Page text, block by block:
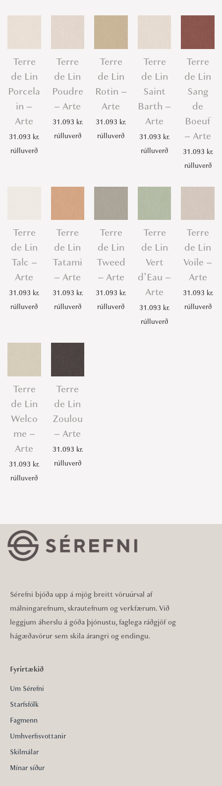
Terre
de Lin
Porcela
in –
Arte
31.093 kr.
rúlluverð
Terre
de Lin
Poudre
– Arte
31.093 kr.
rúlluverð
Terre
de Lin
Rotin –
Arte
31.093 kr.
rúlluverð
Terre
de Lin
Saint
Barth –
Arte
31.093 kr.
rúlluverð
Terre
de Lin
Sang
de
Boeuf
– Arte
31.093 kr.
rúlluverð
Terre
de Lin
Talc –
Arte
31.093 kr.
rúlluverð
Terre
de Lin
Tatami
– Arte
31.093 kr.
rúlluverð
Terre
de Lin
Tweed
– Arte
31.093 kr.
rúlluverð
Terre
de Lin
Vert
d’Eau –
Arte
31.093 kr.
rúlluverð
Terre
de Lin
Voile –
Arte
31.093 kr.
rúlluverð
Terre
de Lin
Welco
me –
Arte
31.093 kr.
rúlluverð
Terre
de Lin
Zoulou
– Arte
31.093 kr.
rúlluverð
Sérefni bjóða upp á mjög breitt vöruúrval af
málningarefnum, skrautefnum og verkfærum. Við
leggjum áherslu á góða þjónustu, faglega ráðgjöf og
hágæðavörur sem skila árangri og endingu.
Fyrirtækið
Um Sérefni
Starfsfólk
Fagmenn
Umhverfisvottanir
Skilmálar
Mínar síður